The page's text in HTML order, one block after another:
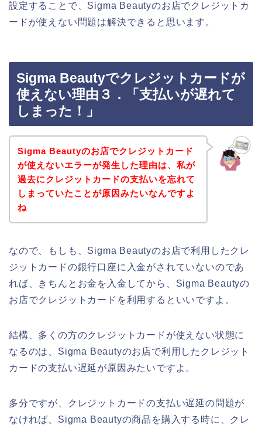
設定することで、Sigma Beautyのお店でクレジットカ
ードが使えない問題は解決できると思います。
Sigma Beautyでクレジットカードが
使えない理由３．「支払いが遅れて
しまった！」
Sigma Beautyのお店でクレジットカード
が使えないエラーが発生した理由は、私が
過去にクレジットカードの支払いを忘れて
しまっていたことが原因みたいなんですよ
ね
なので、もしも、Sigma Beautyのお店で利用したクレ
ジットカードの銀行口座に入金がされていないのであ
れば、きちんとお金を入金してから、Sigma Beautyの
お店でクレジットカードを利用するといいですよ。
結構、多くの方のクレジットカードが使えない状態に
なるのは、Sigma Beautyのお店で利用したクレジット
カードの支払い遅延が原因みたいですよ。
多分ですが、クレジットカードの支払い遅延の問題が
なければ、Sigma Beautyの商品を購入する時に、クレ